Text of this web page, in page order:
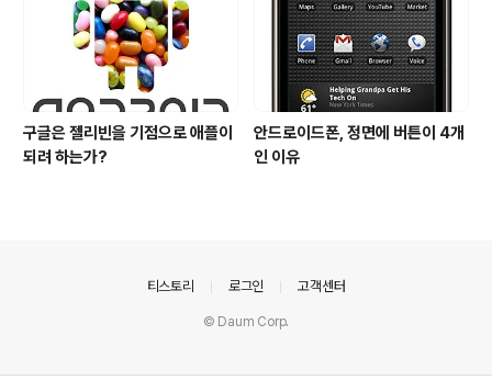
구글은 젤리빈을 기점으로 애플이
되려 하는가?
안드로이드폰, 정면에 버튼이 4개
인 이유
티스토리 로그인 고객센터
© Daum Corp.